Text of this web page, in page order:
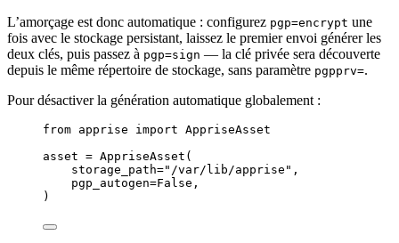
L’amorçage est donc automatique : configurez pgp=encrypt une
fois avec le stockage persistant, laissez le premier envoi générer les
deux clés, puis passez à pgp=sign — la clé privée sera découverte
depuis le même répertoire de stockage, sans paramètre pgpprv=.
Pour désactiver la génération automatique globalement :
from apprise import AppriseAsset
asset = AppriseAsset (
storage_path=" /var/lib/apprise " ,
pgp_autogen=False ,
)